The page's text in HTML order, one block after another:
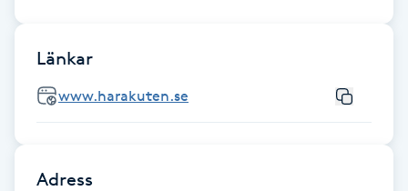
Friskvårdsmassage
Frisör
Länkar
www.harakuten.se
Adress